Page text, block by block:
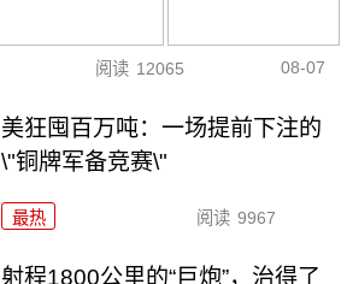
阅读 12065 08-07
美狂囤百万吨：一场提前下注的
\"铜牌军备竞赛\"
最热 阅读 9967
射程1800公里的“巨炮”，治得了